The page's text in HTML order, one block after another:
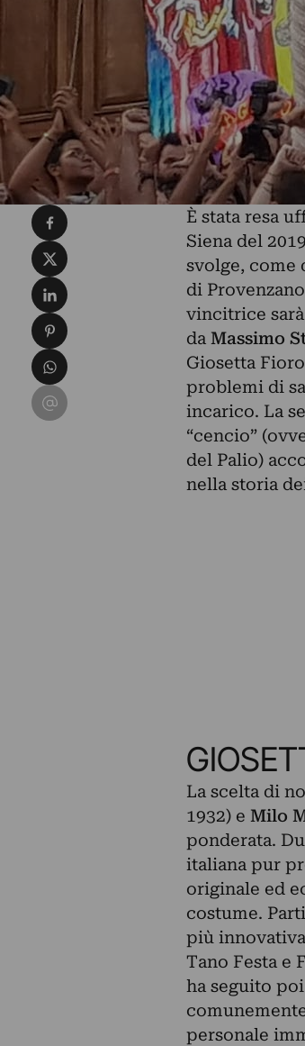
È stata resa
Siena del
svolge, come
di
vincitrice
da Massimo
Giosetta
problemi di
incarico. La
“cencio”
del Palio)
nella storia
La scelta di
1932) e Milo
ponderata.
italiana pur
originale ed
costume.
più
Tano Festa e
ha seguito
personale
Condividi su Facebook
Condividi su X
Condividi su LinkedIn
Condividi su Pinterest
Condividi su WhatsApp
Condividi su Email